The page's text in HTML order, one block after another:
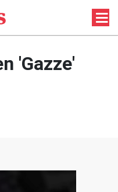
'Gazze'